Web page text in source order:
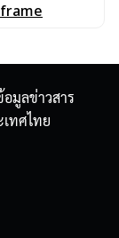
frame
มูลข่าวสาร
ทศไทย